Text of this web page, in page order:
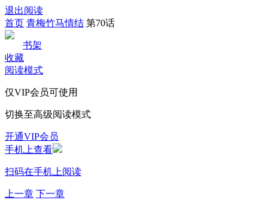
退出阅读
首页 青梅竹马情结 第70话
书架
收藏
阅读模式
仅VIP会员可使用
切换至高级阅读模式
开通VIP会员
手机上查看
扫码在手机上阅读
上一章 下一章